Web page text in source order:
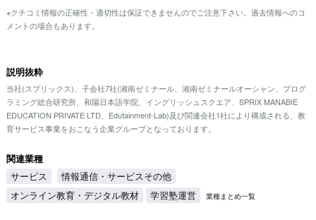
※クチコミ情報の正確性・適切性は保証できませんのでご注意下さい。過去情報へのコ
メントの場合もあります。
説明抜粋
当社(スプリックス)、子会社7社(湘南ゼミナール、湘南ゼミナールオーシャン、プログ
ラミング総合研究所、和陽日本語学院、イングリッシュスクエア、SPRIX MANABIE
EDUCATION PRIVATE LTD、Edutainment-Lab)及び関連会社1社により構成される、教
育サービス事業をおこなう企業グループとなっております。
関連業種
サービス
情報通信・サービスその他
オンライン教育・デジタル教材
学習塾運営 業種まとめ一覧